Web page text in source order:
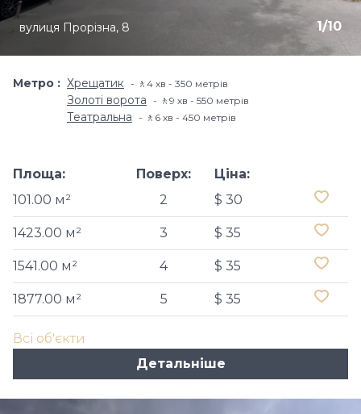
1/10
вулиця Прорізна, 8
Метро Хрещатик 🚶4 хв - 350 метрів
Золоті ворота 🚶9 хв - 550 метрів
Театральна 🚶6 хв - 450 метрів
Площа:
101.00 м²
Поверх:
2
Ціна:
$ 30
1423.00 м² 3 $ 35
1541.00 м² 4 $ 35
1877.00 м² 5 $ 35
Всі об'єкти
Детальніше